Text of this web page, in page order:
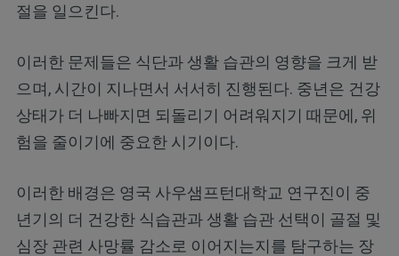
절을 일으킨다.
이러한 문제들은 식단과 생활 습관의 영향을 크게 받
으며, 시간이 지나면서 서서히 진행된다. 중년은 건강
상태가 더 나빠지면 되돌리기 어려워지기 때문에, 위
험을 줄이기에 중요한 시기이다.
이러한 배경은 영국 사우샘프턴대학교 연구진이 중
년기의 더 건강한 식습관과 생활 습관 선택이 골절 및
심장 관련 사망률 감소로 이어지는지를 탐구하는 장